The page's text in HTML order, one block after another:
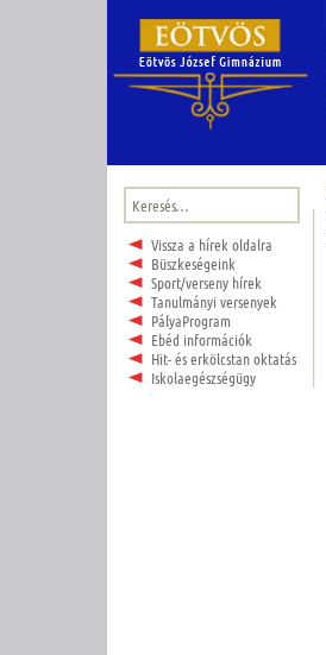
Keresés:
Vissza a hírek oldalra
Büszkeségeink
Sport/verseny hírek
Tanulmányi versenyek
PályaProgram
Ebéd információk
Hit- és erkölcstan oktatás
Iskolaegészségügy